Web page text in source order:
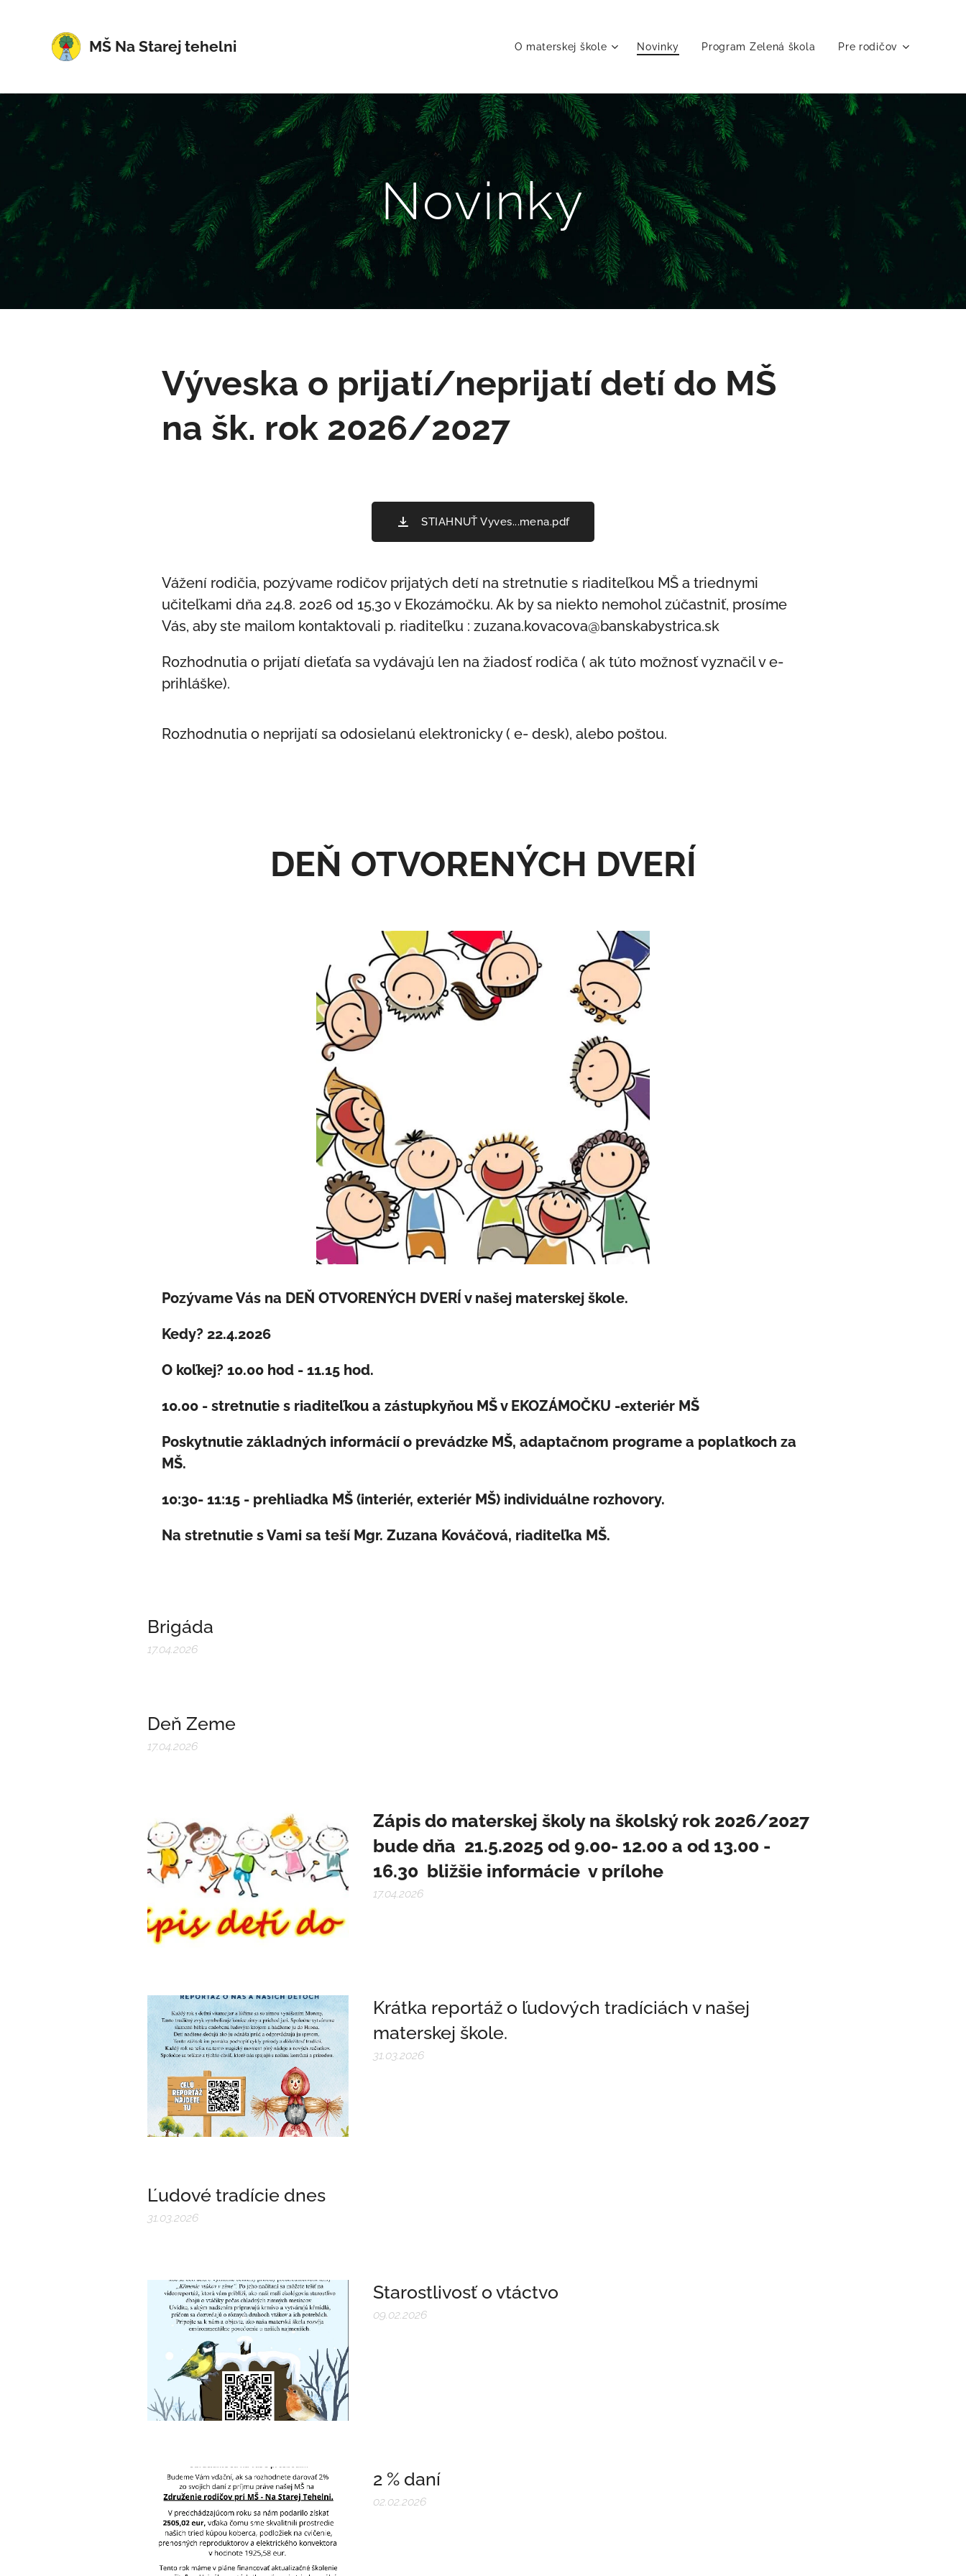
MŠ Na Starej tehelni O materskej škole Novinky Program Zelená škola Pre rodičov
Novinky
Výveska o prijatí/neprijatí detí do MŠ
na šk. rok 2026/2027
STIAHNUŤ Vyves...mena.pdf
Vážení rodičia, pozývame rodičov prijatých detí na stretnutie s riaditeľkou MŠ a triednymi
učiteľkami dňa 24.8. 2026 od 15,30 v Ekozámočku. Ak by sa niekto nemohol zúčastniť, prosíme
Vás, aby ste mailom kontaktovali p. riaditeľku : zuzana.kovacova@banskabystrica.sk
Rozhodnutia o prijatí dieťaťa sa vydávajú len na žiadosť rodiča ( ak túto možnosť vyznačil v e-
prihláške).
Rozhodnutia o neprijatí sa odosielanú elektronicky ( e- desk), alebo poštou.
DEŇ OTVORENÝCH DVERÍ
Pozývame Vás na DEŇ OTVORENÝCH DVERÍ v našej materskej škole.
Kedy? 22.4.2026
O koľkej? 10.00 hod - 11.15 hod.
10.00 - stretnutie s riaditeľkou a zástupkyňou MŠ v EKOZÁMOČKU -exteriér MŠ
Poskytnutie základných informácií o prevádzke MŠ, adaptačnom programe a poplatkoch za
MŠ.
10:30- 11:15 - prehliadka MŠ (interiér, exteriér MŠ) individuálne rozhovory.
Na stretnutie s Vami sa teší Mgr. Zuzana Kováčová, riaditeľka MŠ.
Brigáda
17.04.2026
Deň Zeme
17.04.2026
Zápis do materskej školy na školský rok 2026/2027
bude dňa 21.5.2025 od 9.00- 12.00 a od 13.00 -
16.30 bližšie informácie v prílohe
17.04.2026
Krátka reportáž o ľudových tradíciách v našej
materskej škole.
31.03.2026
Ľudové tradície dnes
31.03.2026
Starostlivosť o vtáctvo
09.02.2026
2 % daní
02.02.2026